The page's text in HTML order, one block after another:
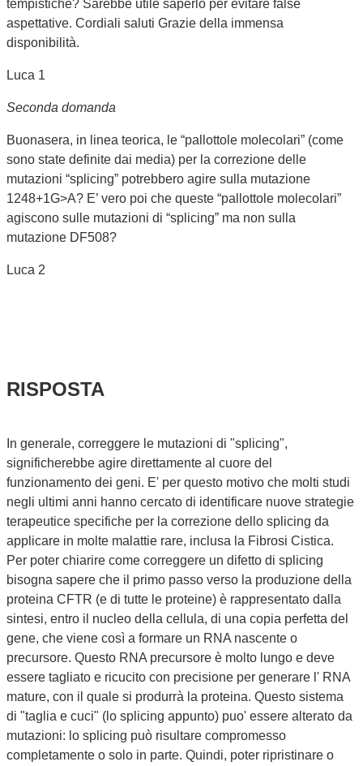
tempistiche? Sarebbe utile saperlo per evitare false
aspettative. Cordiali saluti Grazie della immensa
disponibilità.
Luca 1
Seconda domanda
Buonasera, in linea teorica, le “pallottole molecolari” (come
sono state definite dai media) per la correzione delle
mutazioni “splicing” potrebbero agire sulla mutazione
1248+1G>A? E’ vero poi che queste “pallottole molecolari”
agiscono sulle mutazioni di “splicing” ma non sulla
mutazione DF508?
Luca 2
RISPOSTA
In generale, correggere le mutazioni di "splicing",
significherebbe agire direttamente al cuore del
funzionamento dei geni. E' per questo motivo che molti studi
negli ultimi anni hanno cercato di identificare nuove strategie
terapeutice specifiche per la correzione dello splicing da
applicare in molte malattie rare, inclusa la Fibrosi Cistica.
Per poter chiarire come correggere un difetto di splicing
bisogna sapere che il primo passo verso la produzione della
proteina CFTR (e di tutte le proteine) è rappresentato dalla
sintesi, entro il nucleo della cellula, di una copia perfetta del
gene, che viene così a formare un RNA nascente o
precursore. Questo RNA precursore è molto lungo e deve
essere tagliato e ricucito con precisione per generare l' RNA
mature, con il quale si produrrà la proteina. Questo sistema
di "taglia e cuci" (lo splicing appunto) puo' essere alterato da
mutazioni: lo splicing può risultare compromesso
completamente o solo in parte. Quindi, poter ripristinare o